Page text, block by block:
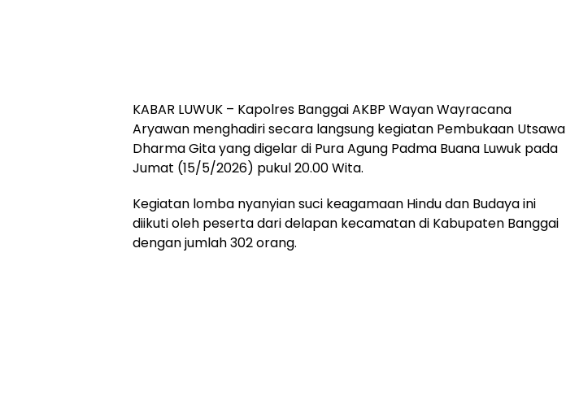
KABAR LUWUK – Kapolres Banggai AKBP Wayan Wayracana
Aryawan menghadiri secara langsung kegiatan Pembukaan Utsawa
Dharma Gita yang digelar di Pura Agung Padma Buana Luwuk pada
Jumat (15/5/2026) pukul 20.00 Wita.
Kegiatan lomba nyanyian suci keagamaan Hindu dan Budaya ini
diikuti oleh peserta dari delapan kecamatan di Kabupaten Banggai
dengan jumlah 302 orang.